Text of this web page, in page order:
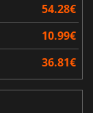
54.28€
10.99€
36.81€